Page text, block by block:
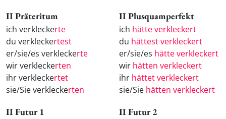
II Präteritum
ich verkleckerte
du verkleckertest
er/sie/es verkleckerte
wir verkleckerten
ihr verkleckertet
sie/Sie verkleckerten
II Plusquamperfekt
ich hätte verkleckert
du hättest verkleckert
er/sie/es hätte verkleckert
wir hätten verkleckert
ihr hättet verkleckert
sie/Sie hätten verkleckert
II Futur 1 II Futur 2